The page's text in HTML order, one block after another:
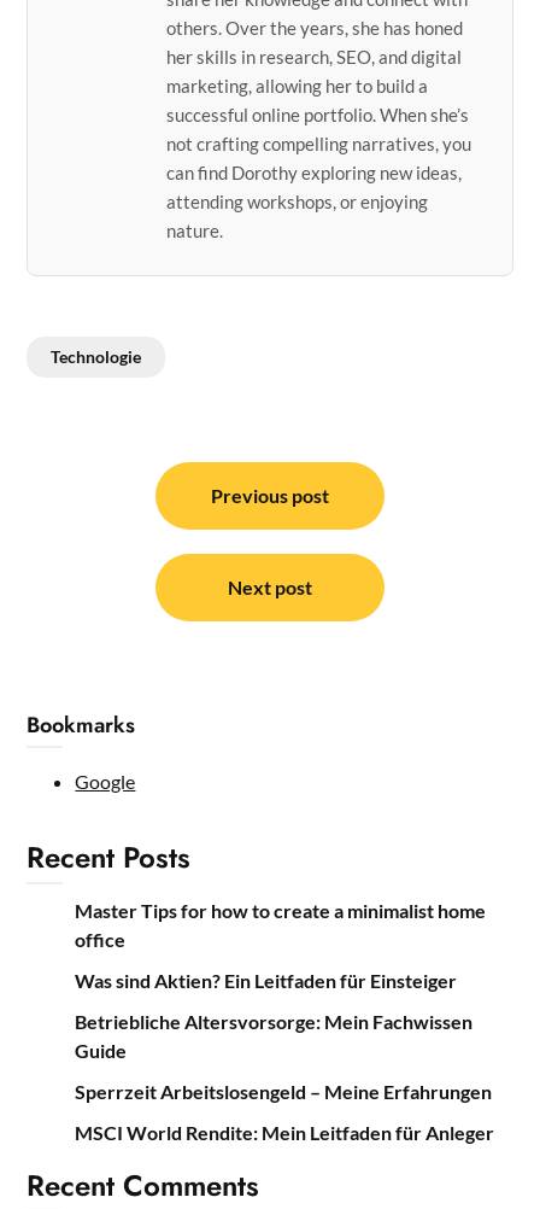
others. Over the years, she has honed
her skills in research, SEO, and digital
marketing, allowing her to build a
successful online portfolio. When she’s
not crafting compelling narratives, you
can find Dorothy exploring new ideas,
attending workshops, or enjoying
nature.
Technologie
navigation
Previous post
Next post
Bookmarks
Google
Recent Posts
Master Tips for how to create a minimalist home
office
Was sind Aktien? Ein Leitfaden für Einsteiger
Betriebliche Altersvorsorge: Mein Fachwissen
Guide
Sperrzeit Arbeitslosengeld – Meine Erfahrungen
MSCI World Rendite: Mein Leitfaden für Anleger
Recent Comments